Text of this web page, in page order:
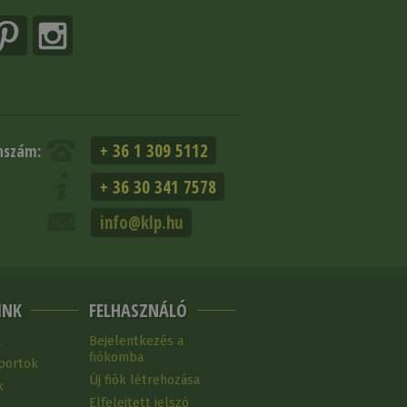
+ 36 1 309 5112
+ 36 30 341 7578
info@klp.hu
FELHASZNÁLÓ
Bejelentkezés a
fiókomba
Új fiók létrehozása
Elfelejtett jelszó